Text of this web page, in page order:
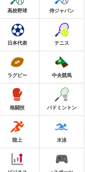
高校野球 侍ジャパン
日本代表 テニス
ラグビー 中央競馬
格闘技 バドミントン
陸上 水泳